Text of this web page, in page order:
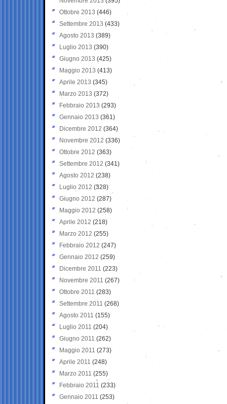
Ottobre 2013 (446)
Settembre 2013 (433)
Agosto 2013 (389)
Luglio 2013 (390)
Giugno 2013 (425)
Maggio 2013 (413)
Aprile 2013 (345)
Marzo 2013 (372)
Febbraio 2013 (293)
Gennaio 2013 (361)
Dicembre 2012 (364)
Novembre 2012 (336)
Ottobre 2012 (363)
Settembre 2012 (341)
Agosto 2012 (238)
Luglio 2012 (328)
Giugno 2012 (287)
Maggio 2012 (258)
Aprile 2012 (218)
Marzo 2012 (255)
Febbraio 2012 (247)
Gennaio 2012 (259)
Dicembre 2011 (223)
Novembre 2011 (267)
Ottobre 2011 (283)
Settembre 2011 (268)
Agosto 2011 (155)
Luglio 2011 (204)
Giugno 2011 (262)
Maggio 2011 (273)
Aprile 2011 (248)
Marzo 2011 (255)
Febbraio 2011 (233)
Gennaio 2011 (253)